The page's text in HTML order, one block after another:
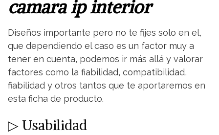
camara ip interior
Diseños importante pero no te fijes solo en el,
que dependiendo el caso es un factor muy a
tener en cuenta, podemos ir más allá y valorar
factores como la fiabilidad, compatibilidad,
fiabilidad y otros tantos que te aportaremos en
esta ficha de producto.
▷ Usabilidad